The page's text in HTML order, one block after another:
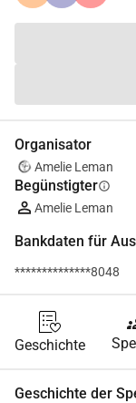
Organisator
Amelie Leman
Begünstigterinfo
Amelie Leman
Bankdaten für
**************8048
Geschichte
Geschichte der